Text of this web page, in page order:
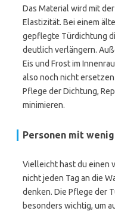
Das Material wird mit
Elastizität. Bei einem
gepflegte Türdichtung
deutlich verlängern.
Eis und Frost im
also noch nicht
Pflege der Dichtung,
minimieren.
Personen mit
Vielleicht hast du einen
nicht jeden Tag an die
denken. Die Pflege der
besonders wichtig, um